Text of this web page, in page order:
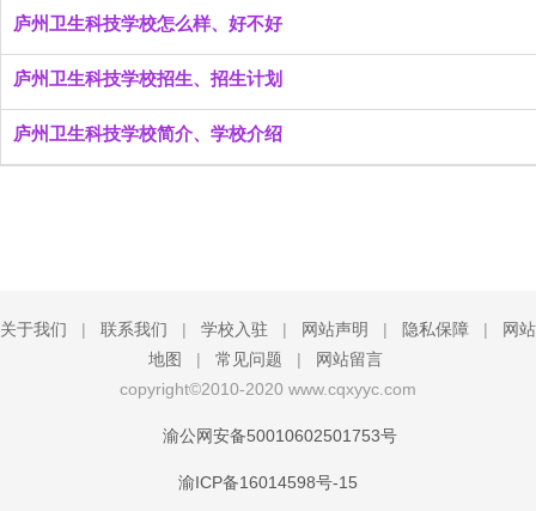
庐州卫生科技学校怎么样、好不好
庐州卫生科技学校招生、招生计划
庐州卫生科技学校简介、学校介绍
关于我们 | 联系我们 | 学校入驻 | 网站声明 | 隐私保障 |
网站
地图
| 常见问题 |
网站留言
copyright©2010-2020 www.cqxyyc.com
渝公网安备50010602501753号
渝ICP备16014598号-15